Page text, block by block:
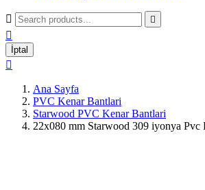
 

İptal

Ana Sayfa
PVC Kenar Bantlari
Starwood PVC Kenar Bantlari
22x080 mm Starwood 309 iyonya Pvc